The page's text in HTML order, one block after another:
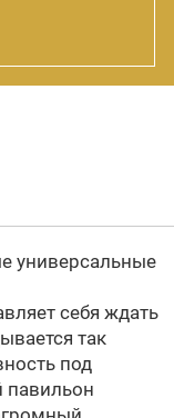
универсальные
себя ждать
так
под
павильон